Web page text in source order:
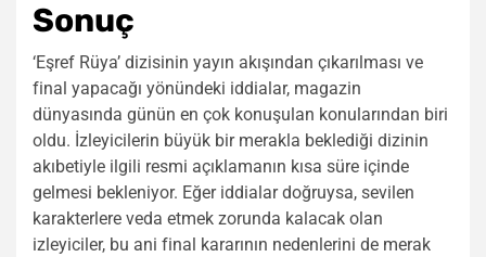
Sonuç
‘Eşref Rüya’ dizisinin yayın akışından çıkarılması ve
final yapacağı yönündeki iddialar, magazin
dünyasında günün en çok konuşulan konularından biri
oldu. İzleyicilerin büyük bir merakla beklediği dizinin
akıbetiyle ilgili resmi açıklamanın kısa süre içinde
gelmesi bekleniyor. Eğer iddialar doğruysa, sevilen
karakterlere veda etmek zorunda kalacak olan
izleyiciler, bu ani final kararının nedenlerini de merak